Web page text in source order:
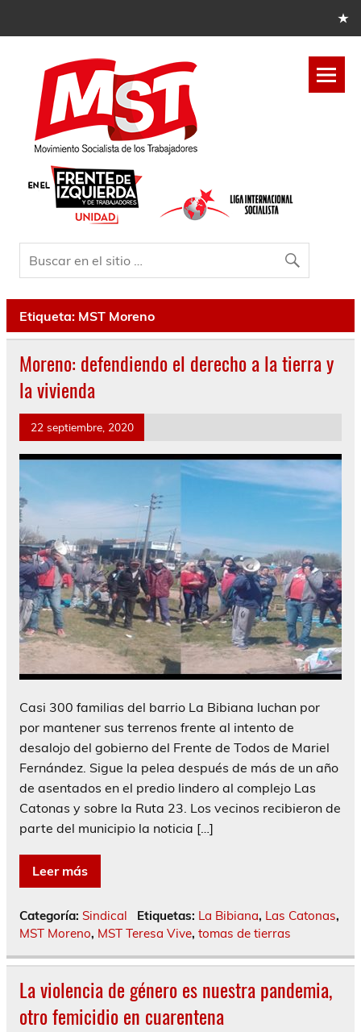
Etiqueta: MST Moreno
Moreno: defendiendo el derecho a la tierra y
la vivienda
22 septiembre, 2020
Casi 300 familias del barrio La Bibiana luchan por
por mantener sus terrenos frente al intento de
desalojo del gobierno del Frente de Todos de Mariel
Fernández. Sigue la pelea después de más de un año
de asentados en el predio lindero al complejo Las
Catonas y sobre la Ruta 23. Los vecinos recibieron de
parte del municipio la noticia […]
Leer más
Categoría: Sindical Etiquetas: La Bibiana, Las Catonas,
MST Moreno, MST Teresa Vive, tomas de tierras
La violencia de género es nuestra pandemia,
otro femicidio en cuarentena